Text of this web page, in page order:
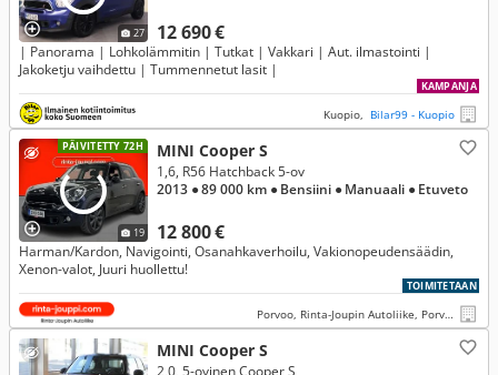
27 12 690 €
| Panorama | Lohkolämmitin | Tutkat | Vakkari | Aut. ilmastointi |
Jakoketju vaihdettu | Tummennetut lasit |
KAMPANJA
Kuopio, Bilar99 - Kuopio
PÄIVITETTY 72H
19
MINI Cooper S
12 800 €
1,6, R56 Hatchback 5-ov
2013 ● 89 000 km ● Bensiini ● Manuaali ● Etuveto
Harman/Kardon, Navigointi, Osanahkaverhoilu, Vakionopeudensäädin,
Xenon-valot, Juuri huollettu!
TOIMITETAAN
Porvoo, Rinta-Joupin Autoliike, Porvoo
MINI Cooper S
2,0, 5-ovinen Cooper S